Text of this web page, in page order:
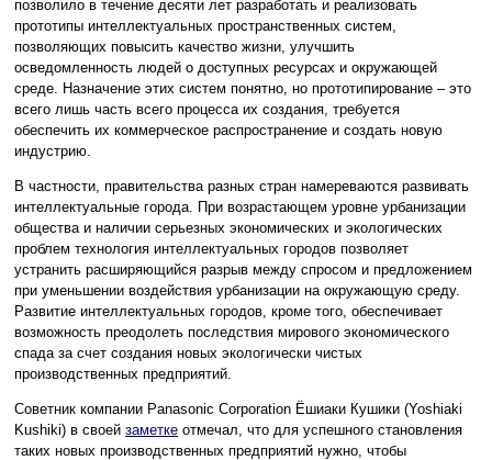
позволило в течение десяти лет разработать и реализовать
прототипы интеллектуальных пространственных систем,
позволяющих повысить качество жизни, улучшить
осведомленность людей о доступных ресурсах и окружающей
среде. Назначение этих систем понятно, но прототипирование – это
всего лишь часть всего процесса их создания, требуется
обеспечить их коммерческое распространение и создать новую
индустрию.
В частности, правительства разных стран намереваются развивать
интеллектуальные города. При возрастающем уровне урбанизации
общества и наличии серьезных экономических и экологических
проблем технология интеллектуальных городов позволяет
устранить расширяющийся разрыв между спросом и предложением
при уменьшении воздействия урбанизации на окружающую среду.
Развитие интеллектуальных городов, кроме того, обеспечивает
возможность преодолеть последствия мирового экономического
спада за счет создания новых экологически чистых
производственных предприятий.
Советник компании Panasonic Corporation Ёшиаки Кушики (Yoshiaki
Kushiki) в своей заметке отмечал, что для успешного становления
таких новых производственных предприятий нужно, чтобы